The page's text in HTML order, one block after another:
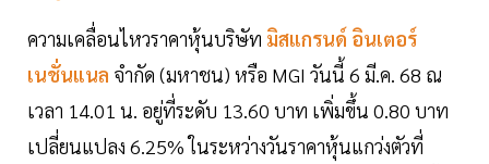
ความเคลื่อนไหวราคาหุ้นบริษัท มิสแกรนด์ อินเตอร์
เนชั่นแนล จำกัด (มหาชน) หรือ MGI วันนี้ 6 มี.ค. 68 ณ
เวลา 14.01 น. อยู่ที่ระดับ 13.60 บาท เพิ่มขึ้น 0.80 บาท
เปลี่ยนแปลง 6.25% ในระหว่างวันราคาหุ้นแกว่งตัวที่